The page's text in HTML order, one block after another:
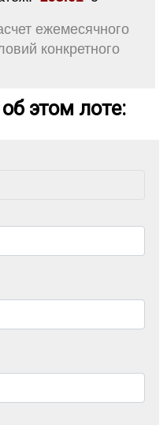
ежемесячного
конкретного
этом лоте: